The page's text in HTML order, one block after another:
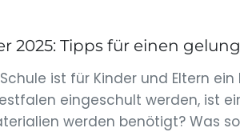
2025: Tipps für einen
ist für Kinder und Eltern
eingeschult werden, ist
werden benötigt? Was